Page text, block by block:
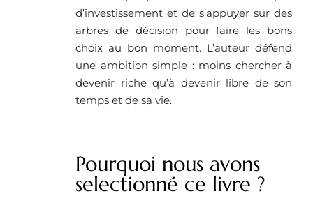
d’investissement et de s’appuyer sur des
arbres de décision pour faire les bons
choix au bon moment. L’auteur défend
une ambition simple : moins chercher à
devenir riche qu’à devenir libre de son
temps et de sa vie.
Pourquoi nous avons
selectionné ce livre ?